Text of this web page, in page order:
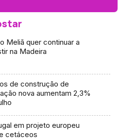
Meliã quer continuar a
na Madeira
de construção de
nova aumentam 2,3%
em projeto europeu
cetáceos